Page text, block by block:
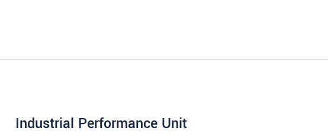
Industrial Performance Unit